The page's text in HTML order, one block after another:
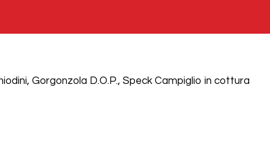
Gorgonzola D.O.P., Speck Campiglio in cottura